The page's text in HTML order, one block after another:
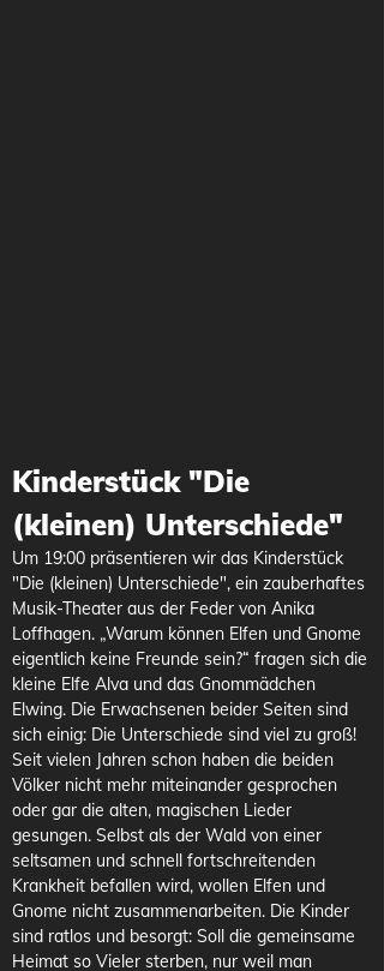
Kinderstück "Die
(kleinen) Unterschiede"
Um 19:00 präsentieren wir das Kinderstück
"Die (kleinen) Unterschiede", ein zauberhaftes
Musik-Theater aus der Feder von Anika
Loffhagen. „Warum können Elfen und Gnome
eigentlich keine Freunde sein?“ fragen sich die
kleine Elfe Alva und das Gnommädchen
Elwing. Die Erwachsenen beider Seiten sind
sich einig: Die Unterschiede sind viel zu groß!
Seit vielen Jahren schon haben die beiden
Völker nicht mehr miteinander gesprochen
oder gar die alten, magischen Lieder
gesungen. Selbst als der Wald von einer
seltsamen und schnell fortschreitenden
Krankheit befallen wird, wollen Elfen und
Gnome nicht zusammenarbeiten. Die Kinder
sind ratlos und besorgt: Soll die gemeinsame
Heimat so Vieler sterben, nur weil man